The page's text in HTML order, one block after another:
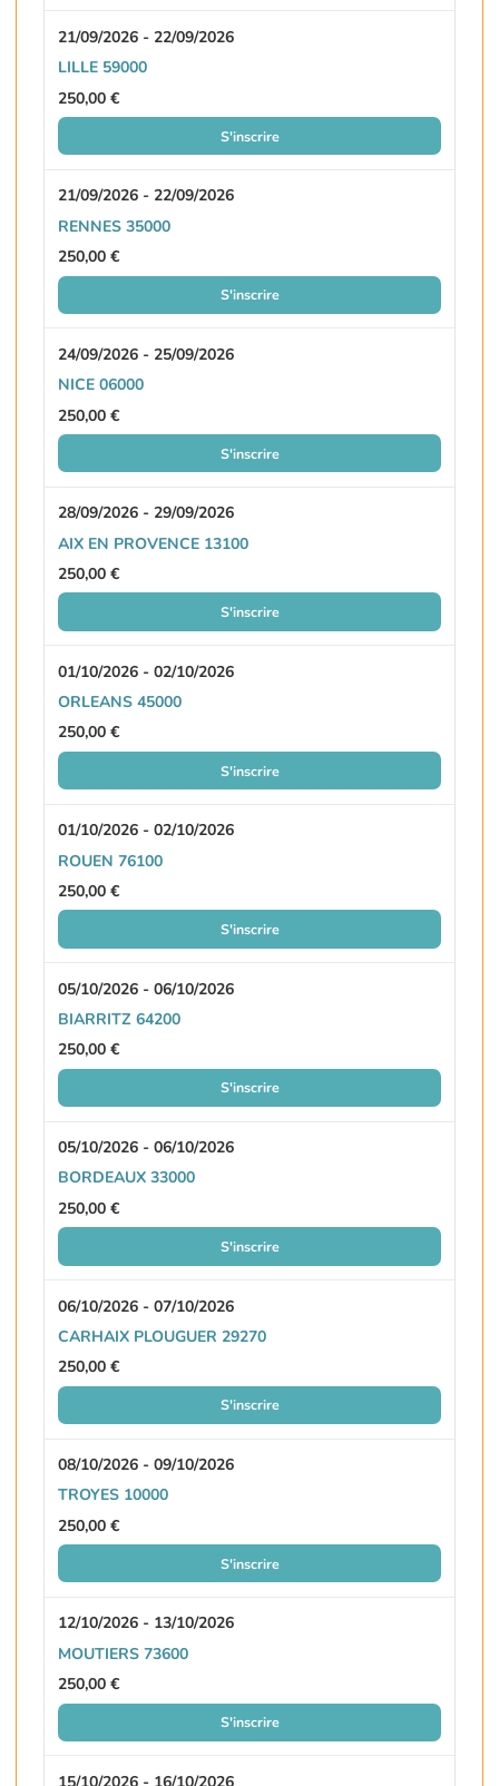
21/09/2026 - 22/09/2026
LILLE 59000
250,00 €
S'inscrire
21/09/2026 - 22/09/2026
RENNES 35000
250,00 €
S'inscrire
24/09/2026 - 25/09/2026
NICE 06000
250,00 €
S'inscrire
28/09/2026 - 29/09/2026
AIX EN PROVENCE 13100
250,00 €
S'inscrire
01/10/2026 - 02/10/2026
ORLEANS 45000
250,00 €
S'inscrire
01/10/2026 - 02/10/2026
ROUEN 76100
250,00 €
S'inscrire
05/10/2026 - 06/10/2026
BIARRITZ 64200
250,00 €
S'inscrire
05/10/2026 - 06/10/2026
BORDEAUX 33000
250,00 €
S'inscrire
06/10/2026 - 07/10/2026
CARHAIX PLOUGUER 29270
250,00 €
S'inscrire
08/10/2026 - 09/10/2026
TROYES 10000
250,00 €
S'inscrire
12/10/2026 - 13/10/2026
MOUTIERS 73600
250,00 €
S'inscrire